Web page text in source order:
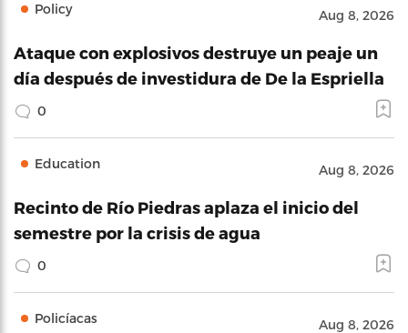
Policy Aug 8, 2026
Ataque con explosivos destruye un peaje un
día después de investidura de De la Espriella
0
Education Aug 8, 2026
Recinto de Río Piedras aplaza el inicio del
semestre por la crisis de agua
0
Policíacas Aug 8, 2026